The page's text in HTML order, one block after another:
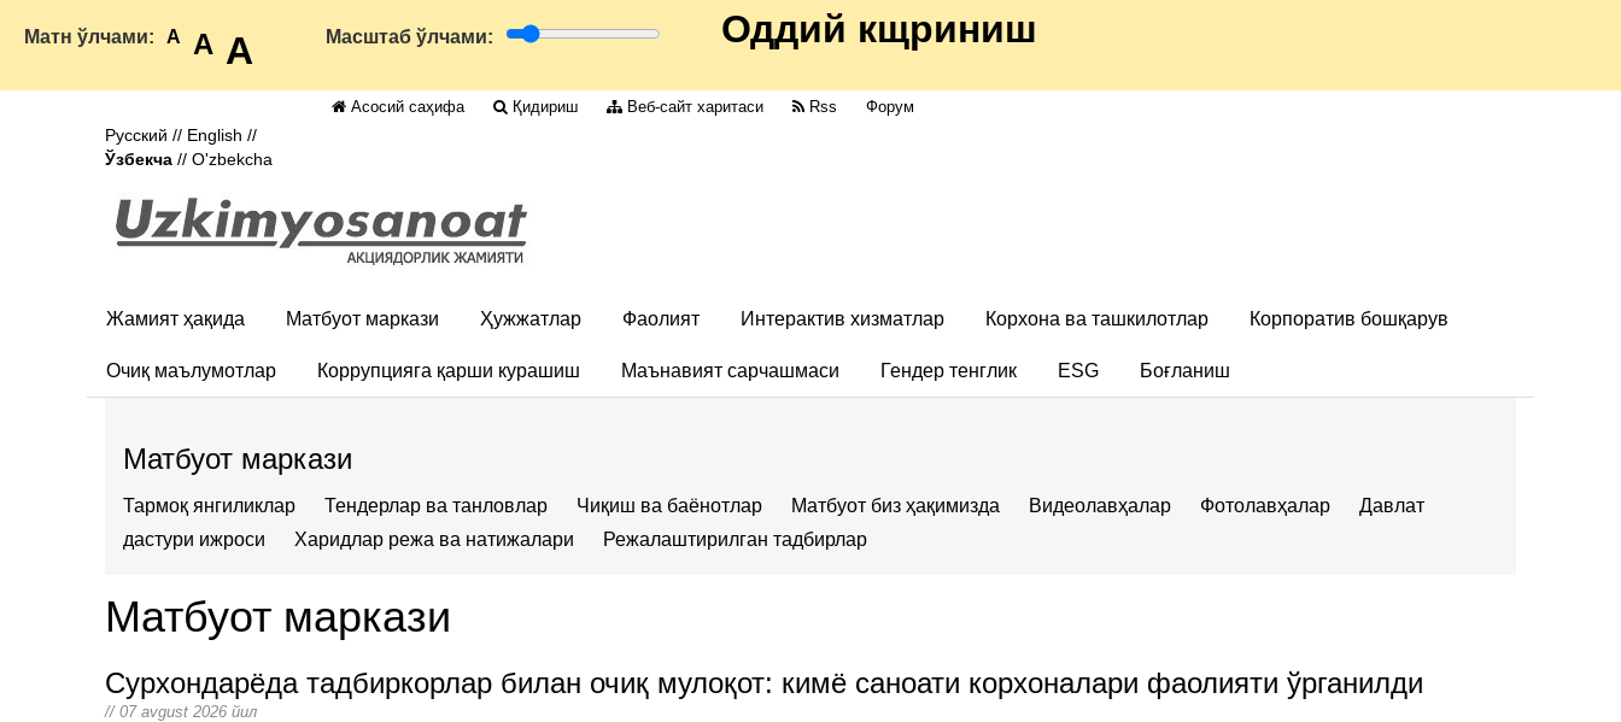
Матн ўлчами: A A A Масштаб ўлчами: Оддий кщриниш
Асосий саҳифа Қидириш Веб-сайт харитаси Rss
Форум
Русский // English //
Ўзбекча // O'zbekcha
Жамият ҳақида Матбуот маркази Ҳужжатлар Фаолият Интерактив хизматлар Корхона ва ташкилотлар Корпоратив бошқарув
Очиқ маълумотлар Коррупцияга қарши курашиш Маънавият сарчашмаси Гендер тенглик ESG Боғланиш
Матбуот маркази
Тармоқ янгиликлар Тендерлар ва танловлар Чиқиш ва баёнотлар Матбуот биз ҳақимизда Видеолавҳалар Фотолавҳалар
Давлат
дастури ижроси
Харидлар режа ва натижалари Режалаштирилган тадбирлар
Матбуот маркази
Сурхондарёда тадбиркорлар билан очиқ мулоқот: кимё саноати корхоналари фаолияти ўрганилди
// 07 avgust 2026 йил